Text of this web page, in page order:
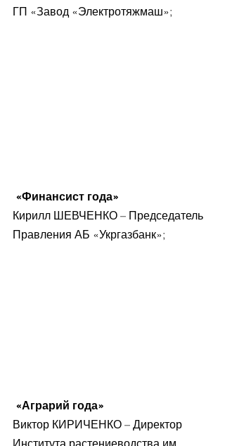
ГП «Завод «Электротяжмаш»;
«Финансист года»
Кирилл ШЕВЧЕНКО – Председатель
Правления АБ «Укргазбанк»;
«Аграрий года»
Виктор КИРИЧЕНКО – Директор
Института растениеводства им.